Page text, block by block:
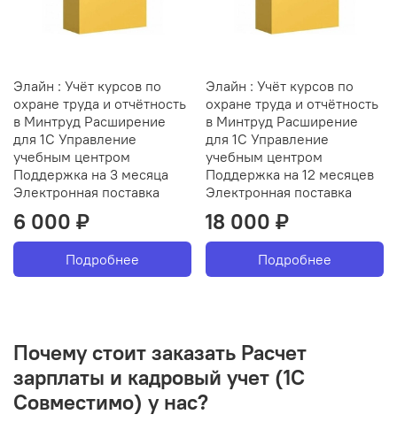
Элайн : Учёт курсов по
охране труда и отчётность
в Минтруд Расширение
для 1С Управление
учебным центром
Поддержка на 3 месяца
Электронная поставка
6 000 ₽
Подробнее
Элайн : Учёт курсов по
охране труда и отчётность
в Минтруд Расширение
для 1С Управление
учебным центром
Поддержка на 12 месяцев
Электронная поставка
18 000 ₽
Подробнее
Почему стоит заказать Расчет
зарплаты и кадровый учет (1С
Совместимо) у нас?